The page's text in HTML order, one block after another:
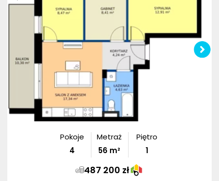
Pokoje
4
Metraż
56 m²
Piętro
1
487 200 zł